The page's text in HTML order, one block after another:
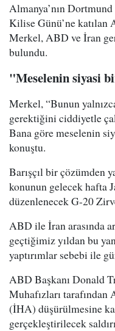
Almanya’nın
Kilise Günü’ne katılan
Merkel, ABD ve İran
bulundu.
"Meselenin siyasi
Merkel, “Bunun
gerektiğini ciddiyetle
Bana göre meselenin
konuştu.
Barışçıl bir çözümden
konunun gelecek hafta
düzenlenecek G-20
ABD ile İran arasında
geçtiğimiz yıldan bu
yaptırımlar sebebi ile
ABD Başkanı Donald
Muhafızları tarafından
(İHA) düşürülmesine
gerçekleştirilecek